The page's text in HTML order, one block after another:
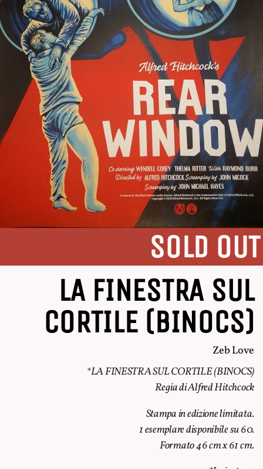
SOLD OUT
LA FINESTRA SUL
CORTILE (BINOCS)
Zeb Love
*LA FINESTRA SUL CORTILE (BINOCS)
Regia di Alfred Hitchcock
Stampa in edizione limitata.
1 esemplare disponibile su 60.
Formato 46 cm x 61 cm.